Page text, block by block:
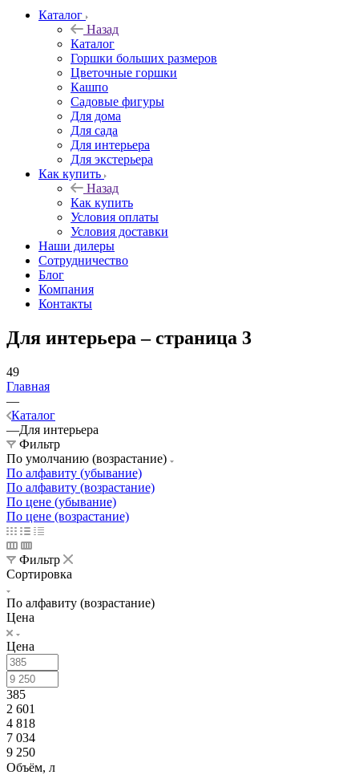
Каталог
Назад
Каталог
Горшки больших размеров
Цветочные горшки
Кашпо
Садовые фигуры
Для дома
Для сада
Для интерьера
Для экстерьера
Как купить
Назад
Как купить
Условия оплаты
Условия доставки
Наши дилеры
Сотрудничество
Блог
Компания
Контакты
Для интерьера – страница 3
49
Главная
—
Каталог
—Для интерьера
Фильтр
По умолчанию (возрастание)
По алфавиту (убывание)
По алфавиту (возрастание)
По цене (убывание)
По цене (возрастание)
Фильтр
Сортировка
По алфавиту (возрастание)
Цена
Цена
385
2 601
4 818
7 034
9 250
Объём, л